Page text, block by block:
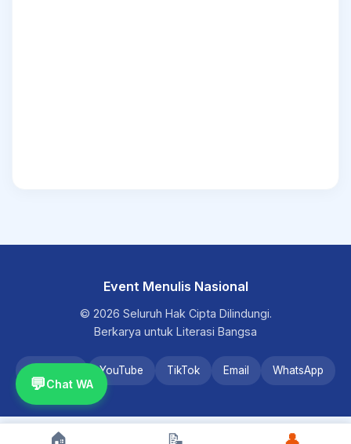
Event Menulis Nasional
© 2026 Seluruh Hak Cipta Dilindungi.
Berkarya untuk Literasi Bangsa
YouTube TikTok Email WhatsApp
💬Chat WA
🏠 📝 👤